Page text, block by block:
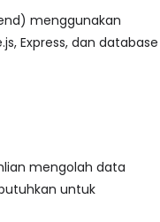
menggunakan
Express, dan database
mengolah data
untuk